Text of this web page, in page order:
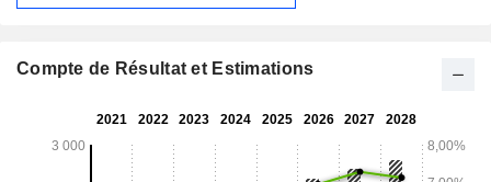
Compte de Résultat et Estimations